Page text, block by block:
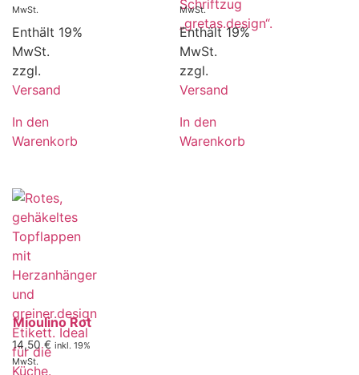
MwSt.
Enthält 19%
MwSt.
zzgl.
Versand
In den
Warenkorb
MwSt.
Enthält 19%
MwSt.
zzgl.
Versand
In den
Warenkorb
Mioulino Rot
14,50€ inkl. 19%
MwSt.